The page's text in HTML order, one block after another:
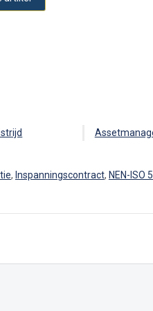
, Inspanningscontract, NEN-ISO